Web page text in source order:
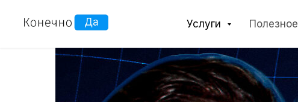
Услуги Полезное